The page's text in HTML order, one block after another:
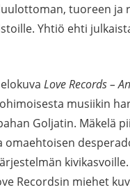
tuoreen
Yhtiö ehti
Love Records –
musiikin
Goljatin. Mäkelä
omaehtoisen
Recordsin miehet